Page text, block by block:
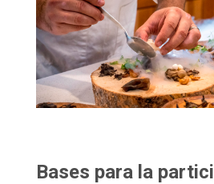
Bases para la